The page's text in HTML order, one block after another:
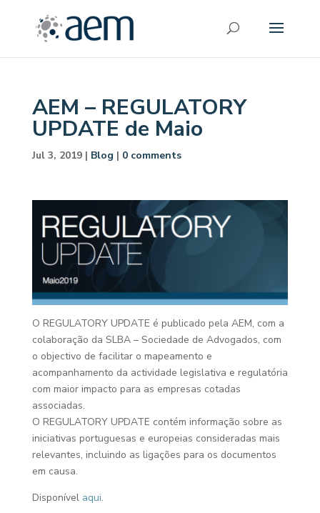
AEM – REGULATORY
UPDATE de Maio
Jul 3, 2019| Blog | 0 comments
O REGULATORY UPDATE é publicado pela AEM, com a
colaboração da SLBA – Sociedade de Advogados, com
o objectivo de facilitar o mapeamento e
acompanhamento da actividade legislativa e regulatória
com maior impacto para as empresas cotadas
associadas.
O REGULATORY UPDATE contém informação sobre as
iniciativas portuguesas e europeias consideradas mais
relevantes, incluindo as ligações para os documentos
em causa.
Disponível aqui.